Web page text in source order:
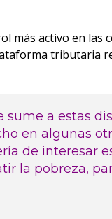
más activo en las
tributaria
a estas
en algunas
de interesar
la pobreza,